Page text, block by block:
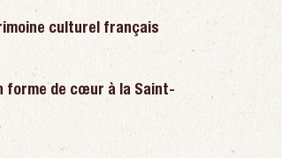
culturel français
forme de cœur à la Saint-